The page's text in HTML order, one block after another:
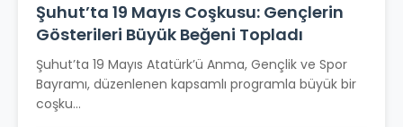
Şuhut’ta 19 Mayıs Coşkusu: Gençlerin
Gösterileri Büyük Beğeni Topladı
Şuhut’ta 19 Mayıs Atatürk’ü Anma, Gençlik ve Spor
Bayramı, düzenlenen kapsamlı programla büyük bir
coşku...